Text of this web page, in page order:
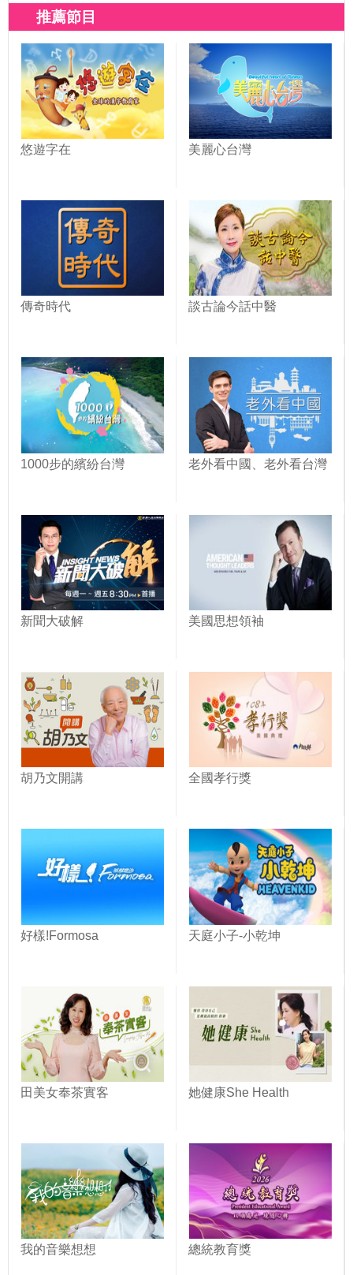
推薦節目
悠遊字在 美麗心台灣
傳奇時代 談古論今話中醫
1000步的繽紛台灣 老外看中國、老外看台灣
新聞大破解 美國思想領袖
胡乃文開講 全國孝行獎
好樣!Formosa 天庭小子-小乾坤
田美女奉茶實客 她健康She Health
我的音樂想想 總統教育獎